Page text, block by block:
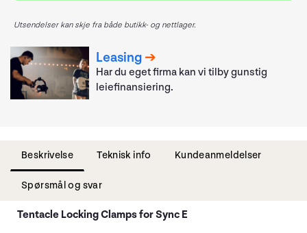
Utsendelser kan skje fra både butikk- og nettlager.
Leasing
Har du eget firma kan vi tilby gunstig
leiefinansiering.
Beskrivelse Teknisk info Kundeanmeldelser
Spørsmål og svar
Tentacle Locking Clamps for Sync E